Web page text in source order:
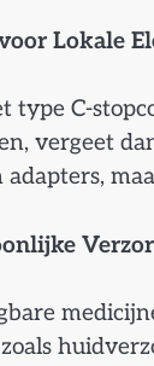
Lokale
type C-
vergeet
adapters,